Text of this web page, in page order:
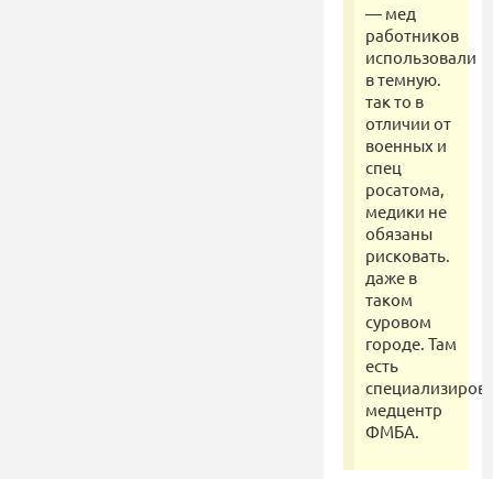
— мед
работников
использовали
в темную.
так то в
отличии от
военных и
спец
росатома,
медики не
обязаны
рисковать.
даже в
таком
суровом
городе. Там
есть
медцентр
ФМБА.